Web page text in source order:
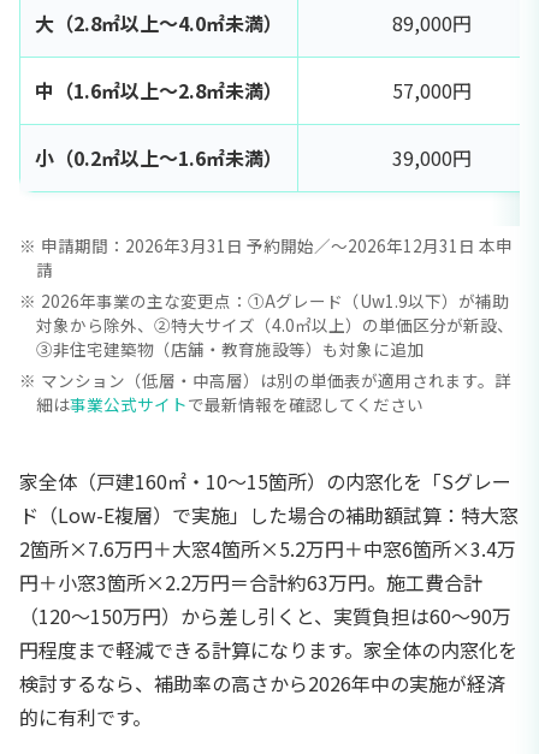
大（2.8㎡以上〜4.0㎡未満） 89,000円
中（1.6㎡以上〜2.8㎡未満） 57,000円
小（0.2㎡以上〜1.6㎡未満） 39,000円
申請期間：2026年3月31日 予約開始／〜2026年12月31日 本申
請
2026年事業の主な変更点：①Aグレード（Uw1.9以下）が補助
対象から除外、②特大サイズ（4.0㎡以上）の単価区分が新設、
③非住宅建築物（店舗・教育施設等）も対象に追加
マンション（低層・中高層）は別の単価表が適用されます。詳
細は事業公式サイトで最新情報を確認してください
家全体（戸建160㎡・10〜15箇所）の内窓化を「Sグレー
ド（Low-E複層）で実施」した場合の補助額試算：特大窓
2箇所×7.6万円＋大窓4箇所×5.2万円＋中窓6箇所×3.4万
円＋小窓3箇所×2.2万円＝合計約63万円。施工費合計
（120〜150万円）から差し引くと、実質負担は60〜90万
円程度まで軽減できる計算になります。家全体の内窓化を
検討するなら、補助率の高さから2026年中の実施が経済
的に有利です。